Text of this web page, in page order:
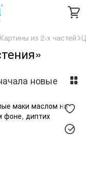
Картины из 2-х частей
новые